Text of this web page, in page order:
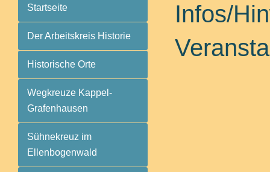
Startseite
Der Arbeitskreis Historie
Historische Orte
Wegkreuze Kappel-
Grafenhausen
Sühnekreuz im
Ellenbogenwald
Infos/